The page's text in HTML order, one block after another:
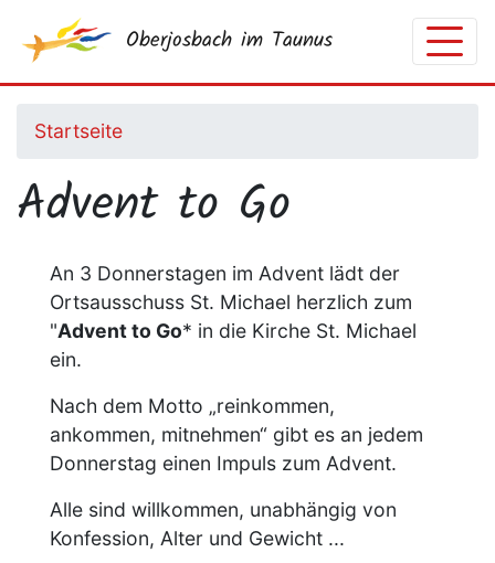
zum
Oberjosbach im Taunus
Startseite
Advent to Go
An 3 Donnerstagen im Advent lädt der
Ortsausschuss St. Michael herzlich zum
"Advent to Go* in die Kirche St. Michael
ein.
Nach dem Motto „reinkommen,
ankommen, mitnehmen“ gibt es an jedem
Donnerstag einen Impuls zum Advent.
Alle sind willkommen, unabhängig von
Konfession, Alter und Gewicht ...